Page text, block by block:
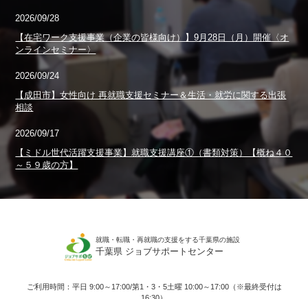
2026/09/28
【在宅ワーク支援事業（企業の皆様向け）】9月28日（月）開催〈オ
ンラインセミナー〉
2026/09/24
【成田市】女性向け 再就職支援セミナー＆生活・就労に関する出張
相談
2026/09/17
【ミドル世代活躍支援事業】就職支援講座①（書類対策）【概ね４０
～５９歳の方】
就職・転職・再就職の支援をする千葉県の施設
千葉県 ジョブサポートセンター
ご利用時間：平日 9:00～17:00/第1・3・5土曜 10:00～17:00（※最終受付は